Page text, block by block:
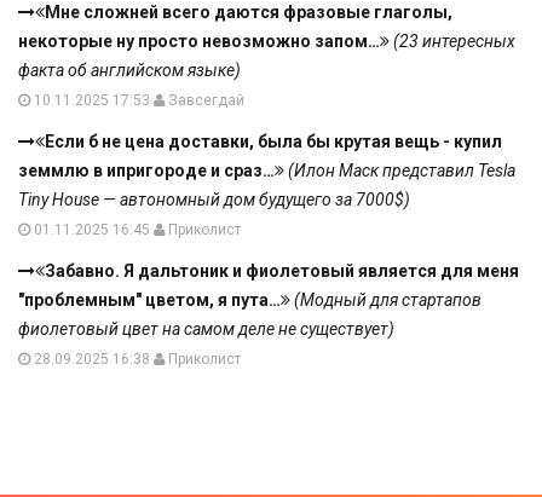
Мне сложней всего даются фразовые глаголы,
некоторые ну просто невозможно запом…
(23 интересных
факта об английском языке)
10.11.2025 17:53 Завсегдай
Если б не цена доставки, была бы крутая вещь - купил
земмлю в ипригороде и сраз…
(Илон Маск представил Tesla
Tiny House — автономный дом будущего за 7000$)
01.11.2025 16:45 Приколист
Забавно. Я дальтоник и фиолетовый является для меня
"проблемным" цветом, я пута…
(Модный для стартапов
фиолетовый цвет на самом деле не существует)
28.09.2025 16:38 Приколист